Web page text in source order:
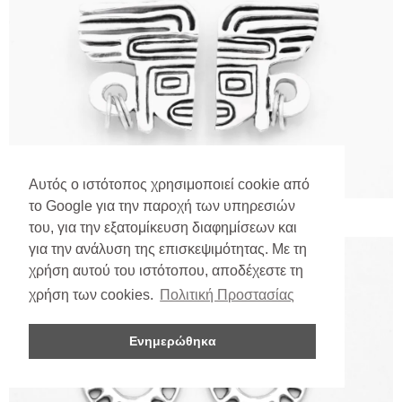
Αυτός ο ιστότοπος χρησιμοποιεί cookie από
το Google για την παροχή των υπηρεσιών
του, για την εξατομίκευση διαφημίσεων και
για την ανάλυση της επισκεψιμότητας. Με τη
χρήση αυτού του ιστότοπου, αποδέχεστε τη
χρήση των cookies. Πολιτική Προστασίας
Ενημερώθηκα